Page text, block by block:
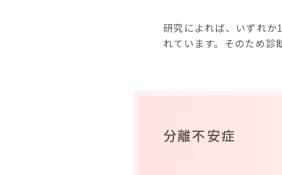
研究によれば、いずれか
れています。そのため診
分離不安症